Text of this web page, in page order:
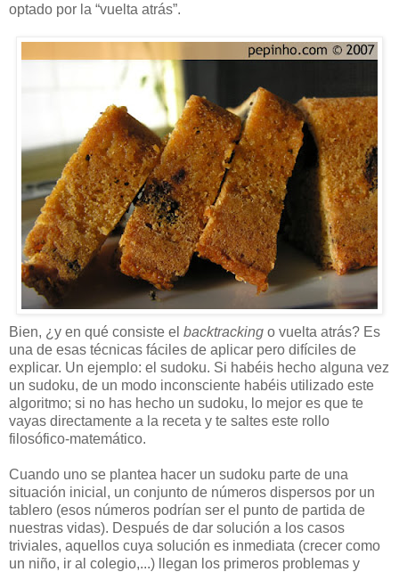
optado por la “vuelta atrás”.
Bien, ¿y en qué consiste el backtracking o vuelta atrás? Es
una de esas técnicas fáciles de aplicar pero difíciles de
explicar. Un ejemplo: el sudoku. Si habéis hecho alguna vez
un sudoku, de un modo inconsciente habéis utilizado este
algoritmo; si no has hecho un sudoku, lo mejor es que te
vayas directamente a la receta y te saltes este rollo
filosófico-matemático.
Cuando uno se plantea hacer un sudoku parte de una
situación inicial, un conjunto de números dispersos por un
tablero (esos números podrían ser el punto de partida de
nuestras vidas). Después de dar solución a los casos
triviales, aquellos cuya solución es inmediata (crecer como
un niño, ir al colegio,...) llegan los primeros problemas y